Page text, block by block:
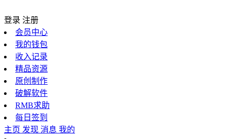
登录 注册
会员中心
我的钱包
收入记录
精品资源
原创制作
破解软件
RMB求助
每日签到
主页 发现 消息 我的